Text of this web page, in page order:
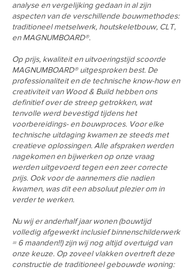
analyse en vergelijking gedaan in al zijn
aspecten van de verschillende bouwmethodes:
traditioneel metselwerk, houtskeletbouw, CLT,
en MAGNUMBOARD®.
Op prijs, kwaliteit en uitvoeringstijd scoorde
MAGNUMBOARD® uitgesproken best. De
professionaliteit en de technische know-how en
creativiteit van Wood & Build hebben ons
definitief over de streep getrokken, wat
tenvolle werd bevestigd tijdens het
voorbereidings- en bouwproces. Voor elke
technische uitdaging kwamen ze steeds met
creatieve oplossingen. Alle afspraken werden
nagekomen en bijwerken op onze vraag
werden uitgevoerd tegen een zeer correcte
prijs. Ook voor de aannemers die nadien
kwamen, was dit een absoluut plezier om in
verder te werken.
Nu wij er anderhalf jaar wonen (bouwtijd
volledig afgewerkt inclusief binnenschilderwerk
= 6 maanden!!) zijn wij nog altijd overtuigd van
onze keuze. Op zoveel vlakken overtreft deze
constructie de traditioneel gebouwde woning: